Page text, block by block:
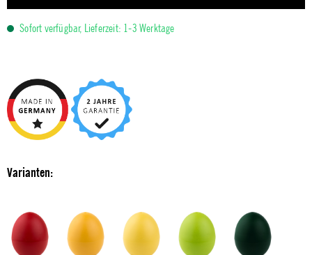
Sofort verfügbar, Lieferzeit: 1-3 Werktage
Varianten: